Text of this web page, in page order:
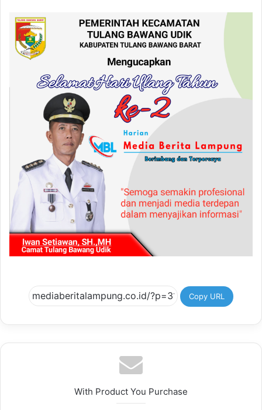
Copy URL
With Product You Purchase